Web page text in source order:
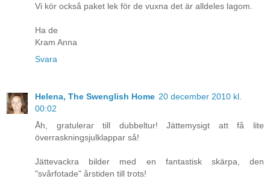
Vi kör också paket lek för de vuxna det är alldeles lagom.
Ha de
Kram Anna
Svara
Helena, The Swenglish Home 20 december 2010 kl.
00:02
Åh, gratulerar till dubbeltur! Jättemysigt att få lite
överraskningsjulklappar så!
Jättevackra bilder med en fantastisk skärpa, den
"svårfotade" årstiden till trots!